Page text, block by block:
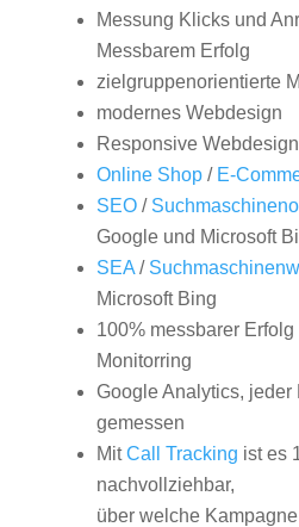
Messung Klicks und
Messbarem Erfolg
zielgruppenorientierte
modernes Webdesign
Responsive Webdesign
Online Shop/ E-
SEO/
Google und Microsoft
SEA/
Microsoft Bing
100% messbarer
Monitorring
Google Analytics, jeder
gemessen
MitCall Tracking ist es
nachvollziehbar,
über welche